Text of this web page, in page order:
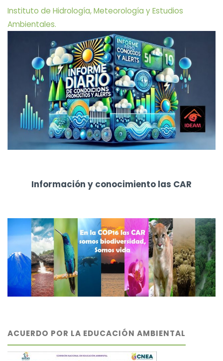
Instituto de Hidrología, Meteorología y Estudios
Ambientales.
Información y conocimiento las CAR
ACUERDO POR LA EDUCACIÓN AMBIENTAL